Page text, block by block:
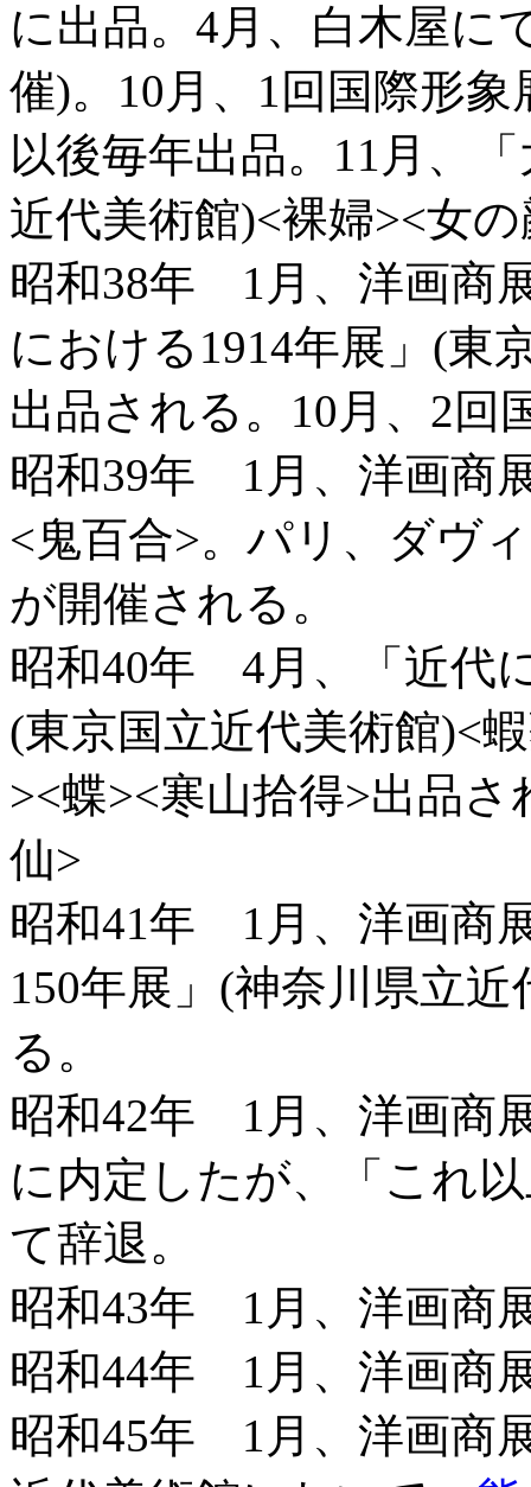
に出品。4月、白木屋に
催)。10月、1回国際形
以後毎年出品。11月、
近代美術館)<裸婦><女
昭和38年 1月、洋画商
における1914年展」(東
出品される。10月、2回
昭和39年 1月、洋画商
<鬼百合>。パリ、ダヴ
が開催される。
昭和40年 4月、「近代
(東京国立近代美術館)<
><蝶><寒山拾得>出品
仙>
昭和41年 1月、洋画商
150年展」(神奈川県立
る。
昭和42年 1月、洋画商
に内定したが、「これ
て辞退。
昭和43年 1月、洋画商
昭和44年 1月、洋画商
昭和45年 1月、洋画商